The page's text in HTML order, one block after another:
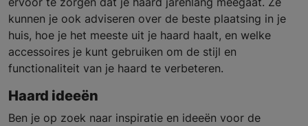
kunnen je ook adviseren over de beste plaatsing in je
huis, hoe je het meeste uit je haard haalt, en welke
accessoires je kunt gebruiken om de stijl en
functionaliteit van je haard te verbeteren.
Haard ideeën
Ben je op zoek naar inspiratie en ideeën voor de